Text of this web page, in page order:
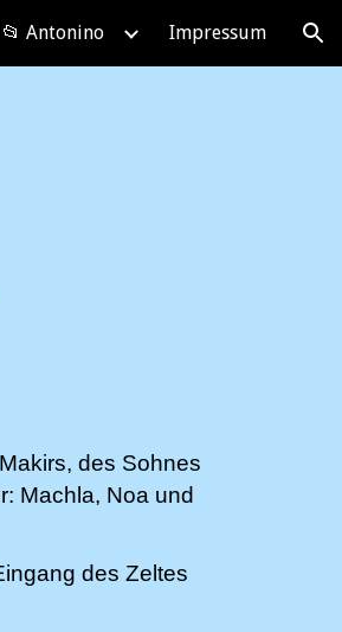
📂 Antonino Impressum
des Sohnes
Machla, Noa und
des Zeltes